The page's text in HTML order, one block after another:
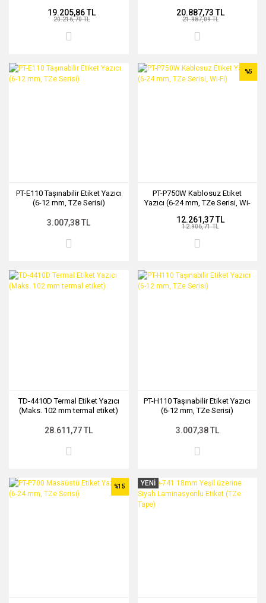
19.205,86 TL
20.216,70 TL
20.887,73 TL
21.987,09 TL
PT-E110 Taşınabilir Etiket Yazıcı
(6-12 mm, TZe Serisi)
3.007,38 TL
PT-P750W Kablosuz Etiket
Yazıcı (6-24 mm, TZe Serisi, Wi-
%5
12.261,37 TL
12.906,71 TL
TD-4410D Termal Etiket Yazıcı
(Maks. 102 mm termal etiket)
28.611,77 TL
PT-H110 Taşınabilir Etiket Yazıcı
(6-12 mm, TZe Serisi)
3.007,38 TL
%15 YENİ